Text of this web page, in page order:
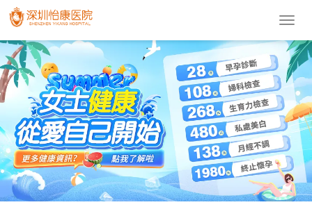
導
菜
單